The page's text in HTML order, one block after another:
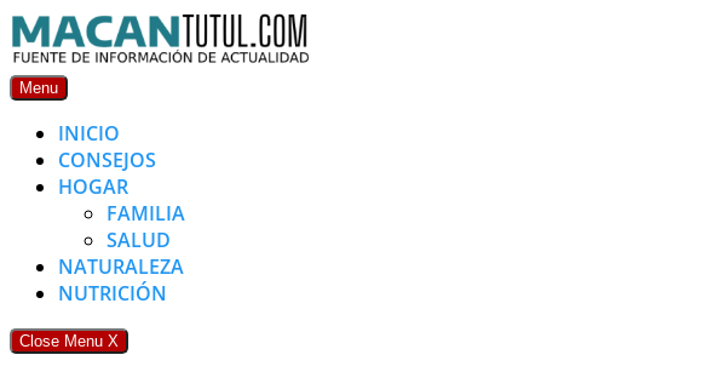
Skip
to
content
Menu
INICIO
CONSEJOS
HOGAR
FAMILIA
SALUD
NATURALEZA
NUTRICIÓN
Close Menu X